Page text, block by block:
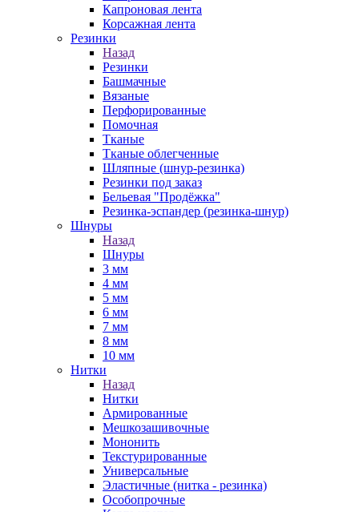
Капроновая лента
Корсажная лента
Резинки
Назад
Резинки
Башмачные
Вязаные
Перфорированные
Помочная
Тканые
Тканые облегченные
Шляпные (шнур-резинка)
Резинки под заказ
Бельевая "Продёжка"
Резинка-эспандер (резинка-шнур)
Шнуры
Назад
Шнуры
3 мм
4 мм
5 мм
6 мм
7 мм
8 мм
10 мм
Нитки
Назад
Нитки
Армированные
Мешкозашивочные
Мононить
Текстурированные
Универсальные
Эластичные (нитка - резинка)
Особопрочные